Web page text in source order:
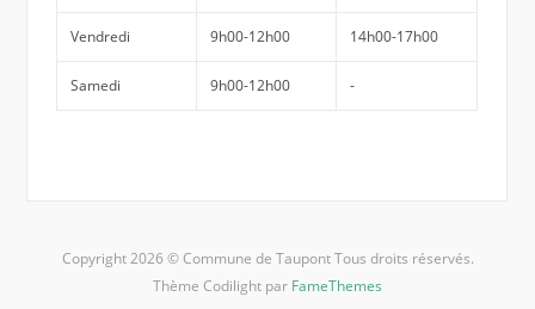
Vendredi 9h00-12h00 14h00-17h00
Samedi 9h00-12h00 -
Copyright 2026 © Commune de Taupont Tous droits réservés.
Thème Codilight par FameThemes